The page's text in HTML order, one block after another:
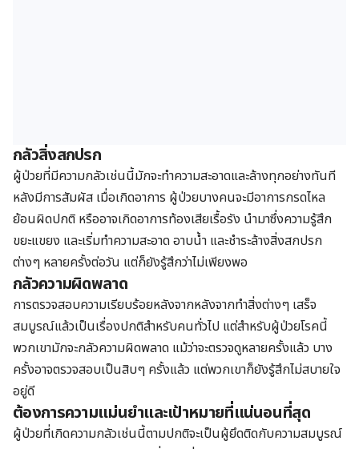
กลัวสิ่งสกปรก
ผู้ป่วยที่มีความกลัวเช่นนี้มักจะทำความสะอาดและล้างทุกอย่างทันที
หลังมีการสัมผัส เมื่อเกิดอาการ ผู้ป่วยบางคนจะมีอาการกรดไหล
ย้อนผิดปกติ หรืออาจเกิดอาการท้องเสียเรื้อรัง นำมาซึ่งความรู้สึก
ขยะแขยง และเริ่มทำความสะอาด อาบน้ำ และชำระล้างสิ่งสกปรก
ต่างๆ หลายครั้งต่อวัน แต่ก็ยังรู้สึกว่าไม่เพียงพอ
กลัวความผิดพลาด
การตรวจสอบความเรียบร้อยหลังจากหลังจากทำสิ่งต่างๆ เสร็จ
สมบูรณ์แล้วเป็นเรื่องปกติสำหรับคนทั่วไป แต่สำหรับผู้ป่วยโรคนี้
พวกเขามักจะกลัวความผิดพลาด แม้ว่าจะตรวจดูหลายครั้งแล้ว บาง
ครั้งอาจตรวจสอบเป็นสิบๆ ครั้งแล้ว แต่พวกเขาก็ยังรู้สึกไม่สบายใจ
อยู่ดี
ต้องการความแม่นยำและเป้าหมายที่แน่นอนที่สุด
ผู้ป่วยที่เกิดความกลัวเช่นนี้ตามปกติจะเป็นผู้ยึดติดกับความสมบูรณ์